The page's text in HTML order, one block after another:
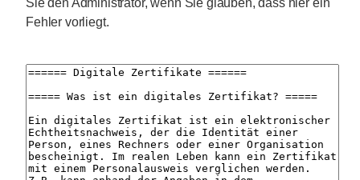
Sie den Administrator, wenn Sie glauben, dass hier ein
Fehler vorliegt.